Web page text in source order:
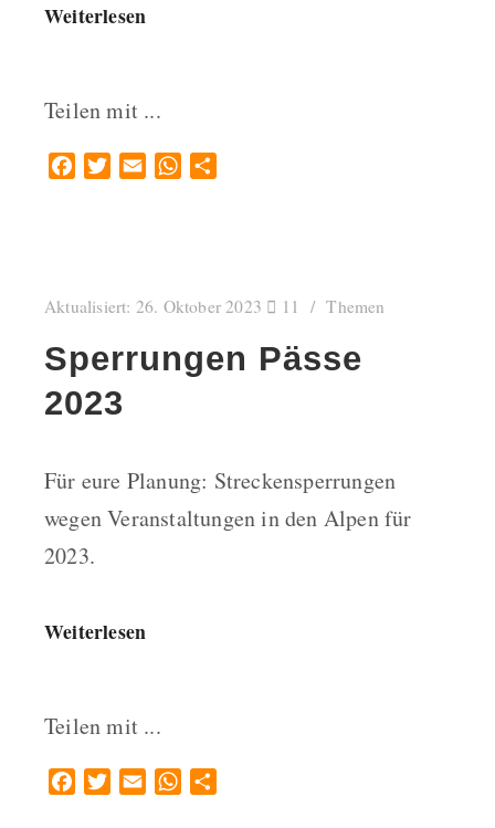
Weiterlesen
Teilen mit ...
FacebookTwitterEmail WhatsApp
Aktualisiert: 26. Oktober 2023 11 Themen
Sperrungen Pässe
2023
Für eure Planung: Streckensperrungen
wegen Veranstaltungen in den Alpen für
2023.
Weiterlesen
Teilen mit ...
FacebookTwitterEmail WhatsApp